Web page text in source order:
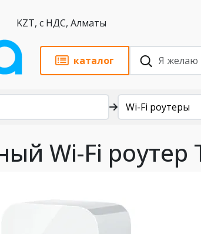
KZT, с НДС, Алматы
каталог
Wi-Fi роутеры
Wi-Fi роутер